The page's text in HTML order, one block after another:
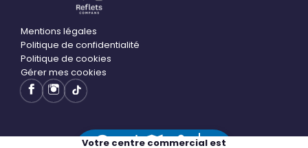
Votre centre commercial est
Mentions légales
Politique de confidentialité
Politique de cookies
Gérer mes cookies